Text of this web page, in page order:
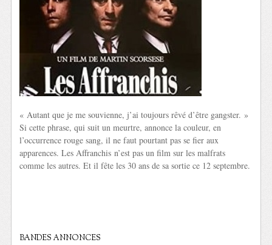
« Autant que je me souvienne, j’ai toujours rêvé d’être gangster. »
Si cette phrase, qui suit un meurtre, annonce la couleur, en
l’occurrence rouge sang, il ne faut pourtant pas se fier aux
apparences. Les Affranchis n’est pas un film sur les malfrats
comme les autres. Et il fête les 30 ans de sa sortie ce 12 septembre.
BANDES ANNONCES